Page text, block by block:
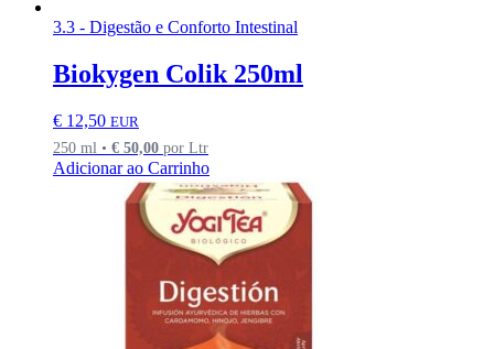
3.3 - Digestão e Conforto Intestinal
Biokygen Colik 250ml
€ 12,50 EUR
250 ml • € 50,00 por Ltr
Adicionar ao Carrinho